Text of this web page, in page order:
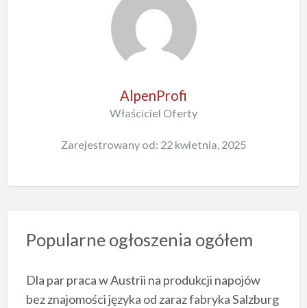
AlpenProfi
Właściciel Oferty
Zarejestrowany od: 22 kwietnia, 2025
Popularne ogłoszenia ogółem
Dla par praca w Austrii na produkcji napojów
bez znajomości języka od zaraz fabryka Salzburg